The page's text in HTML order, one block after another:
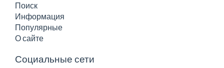
Поиск
Информация
Популярные
О сайте
Социальные сети